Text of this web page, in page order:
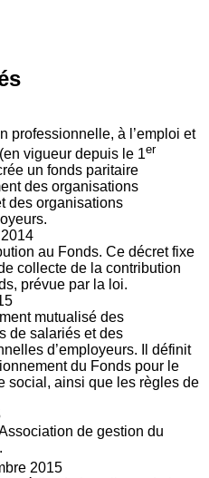
professionnelle, à l’emploi et
vigueur depuis le 1er
un fonds paritaire
des organisations
des organisations
au Fonds. Ce décret fixe
collecte de la contribution
prévue par la loi.
mutualisé des
de salariés et des
d’employeurs. Il définit
du Fonds pour le
social, ainsi que les règles de
de gestion du
2015